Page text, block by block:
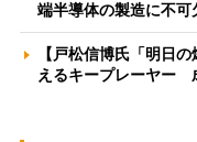
端半導体の製造に不
【戸松信博氏「明日
えるキープレーヤー